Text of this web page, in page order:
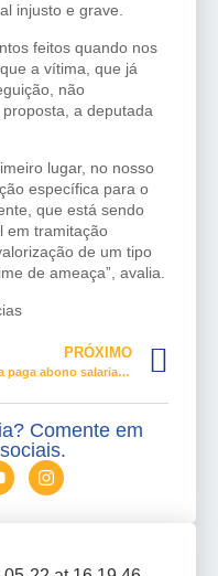
injusto e grave.
feitos quando nos
a vítima, que já
não
a deputada
lugar, no nosso
específica para o
que está sendo
em tramitação
de um tipo
de ameaça”, avalia.​
PRÓXIMO
Caixa paga abono salarial para trabalhadores nascidos de março a junho
Comente em